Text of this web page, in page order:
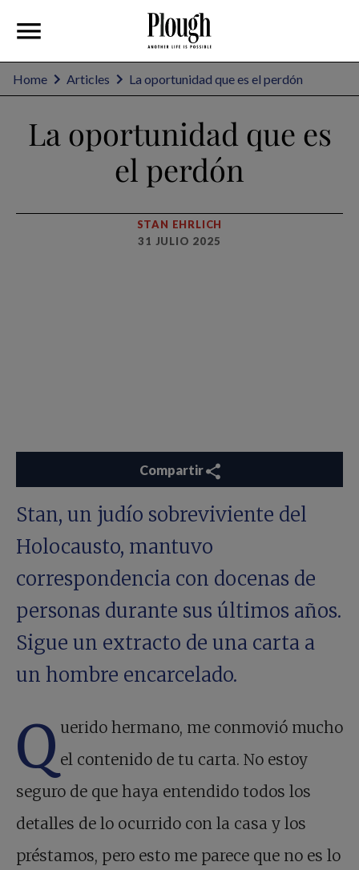
Home Articles La oportunidad que es el perdón
La oportunidad que es
el perdón
STAN EHRLICH
31 JULIO 2025
Compartir
Stan, un judío sobreviviente del
Holocausto, mantuvo
correspondencia con docenas de
personas durante sus últimos años.
Sigue un extracto de una carta a
un hombre encarcelado.
Q uerido hermano, me conmovió mucho
el contenido de tu carta. No estoy
seguro de que haya entendido todos los
detalles de lo ocurrido con la casa y los
préstamos, pero esto me parece que no es lo